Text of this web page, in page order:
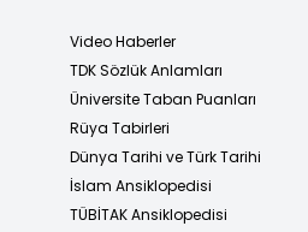
Video Haberler
TDK Sözlük Anlamları
Üniversite Taban Puanları
Rüya Tabirleri
Dünya Tarihi ve Türk Tarihi
İslam Ansiklopedisi
TÜBİTAK Ansiklopedisi